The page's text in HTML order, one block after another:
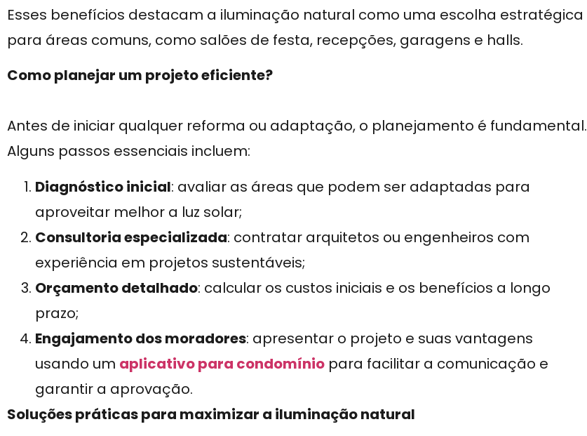
Esses benefícios destacam a iluminação natural como uma escolha estratégica
para áreas comuns, como salões de festa, recepções, garagens e halls.
Como planejar um projeto eficiente?
Antes de iniciar qualquer reforma ou adaptação, o planejamento é fundamental.
Alguns passos essenciais incluem:
Diagnóstico inicial: avaliar as áreas que podem ser adaptadas para
aproveitar melhor a luz solar;
Consultoria especializada: contratar arquitetos ou engenheiros com
experiência em projetos sustentáveis;
Orçamento detalhado: calcular os custos iniciais e os benefícios a longo
prazo;
Engajamento dos moradores: apresentar o projeto e suas vantagens
usando um aplicativo para condomínio para facilitar a comunicação e
garantir a aprovação.
Soluções práticas para maximizar a iluminação natural